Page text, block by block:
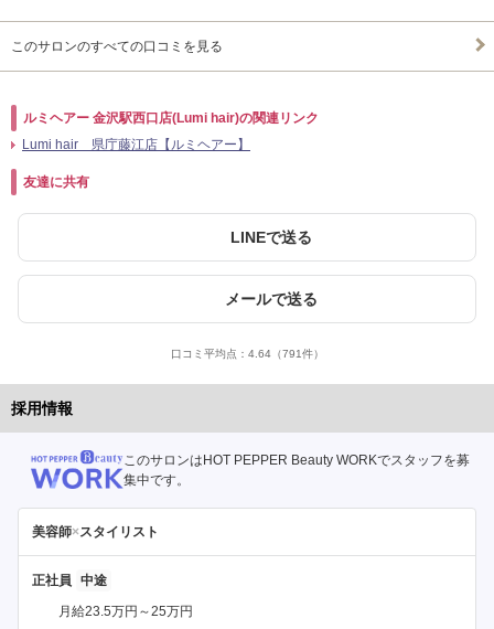
このサロンのすべての口コミを見る
ルミヘアー 金沢駅西口店(Lumi hair)の関連リンク
Lumi hair 県庁藤江店【ルミヘアー】
友達に共有
LINEで送る
メールで送る
口コミ平均点： 4.64（791件）
採用情報
このサロンはHOT PEPPER Beauty WORKでスタッフを募
集中です。
美容師×スタイリスト
正社員
月給23.5万円～25万円